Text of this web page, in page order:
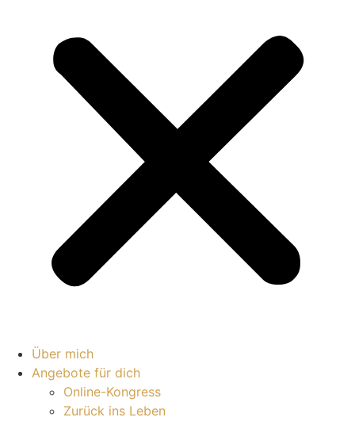
Über mich
Angebote für dich
Online-Kongress
Zurück ins Leben